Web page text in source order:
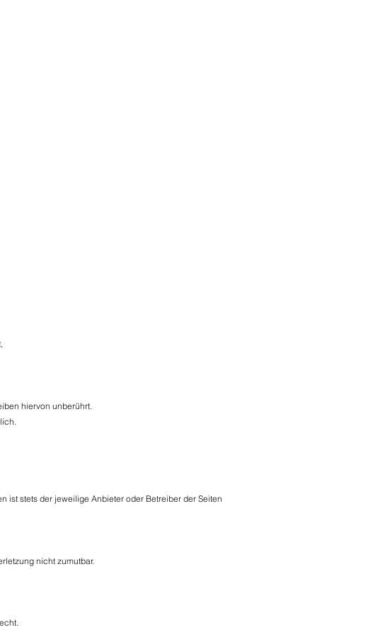
hiervon unberührt.
ist stets der jeweilige Anbieter oder Betreiber der Seiten
nicht zumutbar.